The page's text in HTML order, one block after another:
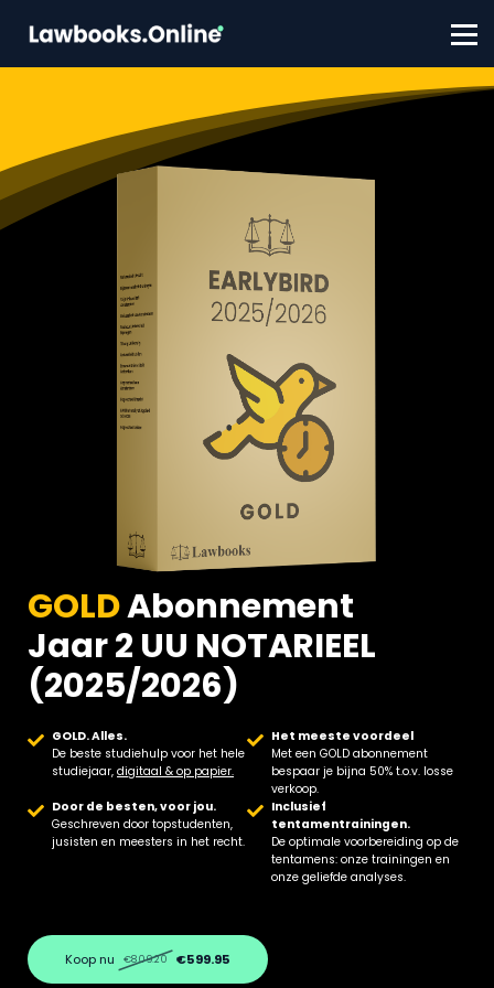
FAQ
Contact
Account aanmaken
Inloggen
GOLDAbonnement
Jaar 2 UU NOTARIEEL
(2025/2026)
GOLD. Alles.
De beste studiehulp voor het hele
studiejaar, digitaal & op papier.
Het meeste voordeel
Met een GOLD abonnement
bespaar je bijna 50% t.o.v. losse
verkoop.
Door de besten, voor jou.
Geschreven door topstudenten,
jusisten en meesters in het recht.
Inclusief
tentamentrainingen.
De optimale voorbereiding op de
tentamens: onze trainingen en
onze geliefde analyses.
Koop nu €809.20 €599.95